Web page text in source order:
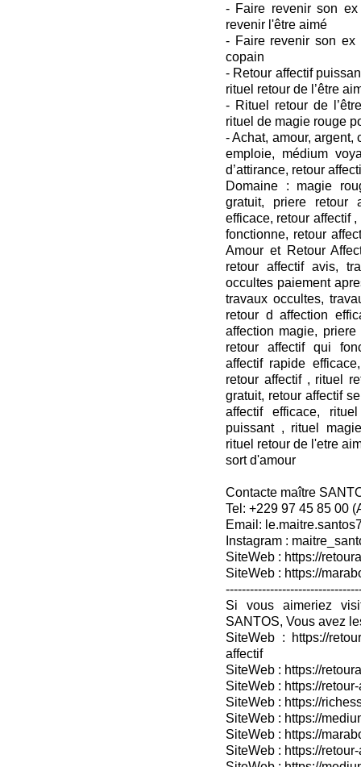
- Faire revenir son
revenir l'être aimé
- Faire revenir son ex
copain
- Retour affectif
rituel retour de l’être
- Rituel retour de
rituel de magie rouge
- Achat, amour,
emploie, médium
d’attirance, retour
Domaine : magie
gratuit, priere retour
efficace, retour affectif
fonctionne, retour
Amour et Retour
retour affectif avis,
occultes paiement
travaux occultes,
retour d affection
affection magie,
retour affectif qui
affectif rapide
retour affectif , rituel
gratuit, retour affectif
affectif efficace,
puissant , rituel
rituel retour de l'etre
sort d'amour
Contacte maître
Tel: +229 97 45 85 00
Email:
Instagram :
SiteWeb : https://
SiteWeb : https://
Si vous aimeriez
SANTOS, Vous avez
SiteWeb : https://
affectif
SiteWeb : https://
SiteWeb : https://
SiteWeb : https://
SiteWeb : https://
SiteWeb : https://
SiteWeb : https://